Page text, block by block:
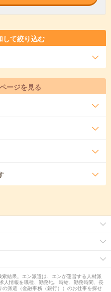
して絞り込む
ージを見る
結果。エン派遣は、エンが運営する人材派
人情報を職種、勤務地、時給、勤務時間、長
派遣（金融事務（銀行））のお仕事を探せ